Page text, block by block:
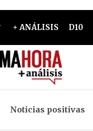
+ ANÁLISIS D10
Noticias positivas